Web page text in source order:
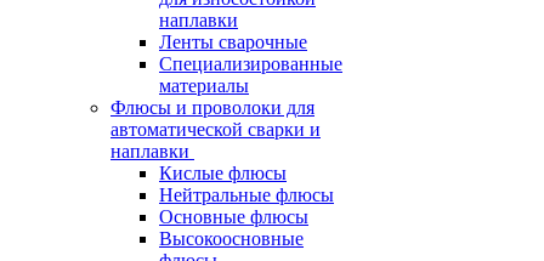
наплавки
Ленты сварочные
Специализированные
материалы
Флюсы и проволоки для
автоматической сварки и
наплавки
Кислые флюсы
Нейтральные флюсы
Основные флюсы
Высокоосновные